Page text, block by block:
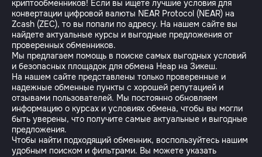
криптообменников! Если вы ищете лучшие условия для
конвертации цифровой валюты NEAR Protocol (NEAR) на
Zcash (ZEC), то вы попали по адресу. На нашем сайте вы
найдете актуальные курсы и выгодные предложения от
проверенных обменников.
Мы предлагаем помощь в поиске самых выгодных условий
и безопасных площадок для обмена Неар на Зикеш.
На нашем сайте представлены только проверенные и
надежные обменные пункты с хорошей репутацией и
отзывами пользователей. Мы постоянно обновляем
информацию о курсах и условиях обмена, чтобы вы могли
быть уверены, что получите самые актуальные и выгодные
предложения.
Чтобы найти подходящий обменник, воспользуйтесь нашим
удобным поиском и фильтрами. Вы можете указать